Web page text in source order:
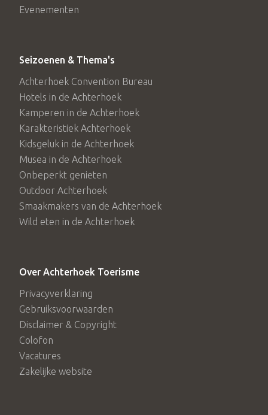
Evenementen
Seizoenen & Thema's
Achterhoek Convention Bureau
Hotels in de Achterhoek
Kamperen in de Achterhoek
Karakteristiek Achterhoek
Kidsgeluk in de Achterhoek
Musea in de Achterhoek
Onbeperkt genieten
Outdoor Achterhoek
Smaakmakers van de Achterhoek
Wild eten in de Achterhoek
Over Achterhoek Toerisme
Privacyverklaring
Gebruiksvoorwaarden
Disclaimer & Copyright
Colofon
Vacatures
Zakelijke website